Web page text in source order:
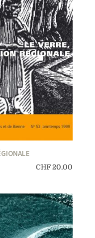
CHF20.00